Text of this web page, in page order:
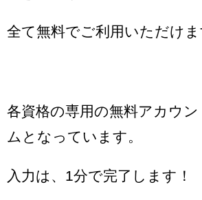
全て無料でご利用いただけま
各資格の専用の無料アカウ
ムとなっています。
入力は、1分で完了します！